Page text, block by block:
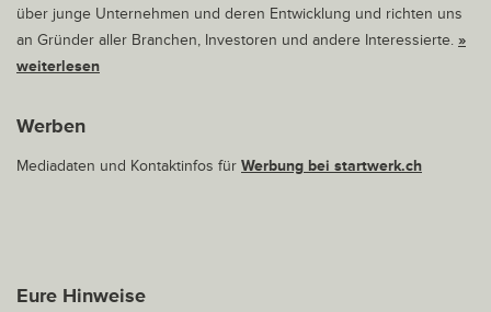
über junge Unternehmen und deren Entwicklung und richten uns
an Gründer aller Branchen, Investoren und andere Interessierte. »
weiterlesen
Werben
Mediadaten und Kontaktinfos für Werbung bei startwerk.ch
Eure Hinweise